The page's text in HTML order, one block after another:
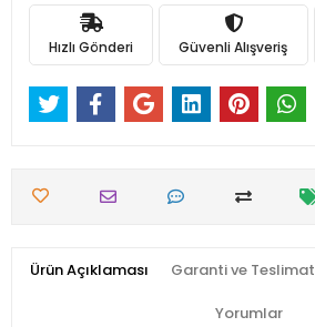
Hızlı Gönderi Güvenli Alışveriş
Ürün Açıklaması Garanti ve Teslimat
Yorumlar